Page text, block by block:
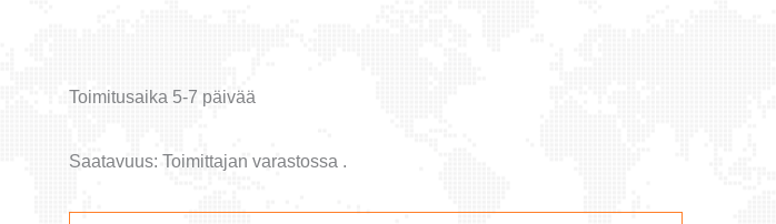
Toimitusaika 5-7 päivää
Saatavuus: Toimittajan varastossa .